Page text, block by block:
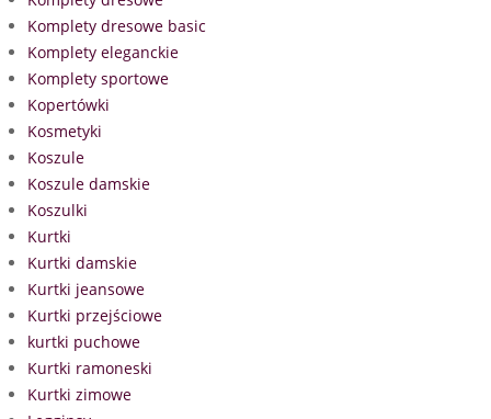
Komplety dresowe basic
Komplety eleganckie
Komplety sportowe
Kopertówki
Kosmetyki
Koszule
Koszule damskie
Koszulki
Kurtki
Kurtki damskie
Kurtki jeansowe
Kurtki przejściowe
kurtki puchowe
Kurtki ramoneski
Kurtki zimowe